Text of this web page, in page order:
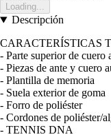
Loading...
Descripción
CARACTERÍSTICAS
- Parte superior de cuero
- Piezas de ante y cuero
- Plantilla de memoria
- Suela exterior de goma
- Forro de poliéster
- Cordones de poliéster/
- TENNIS DNA